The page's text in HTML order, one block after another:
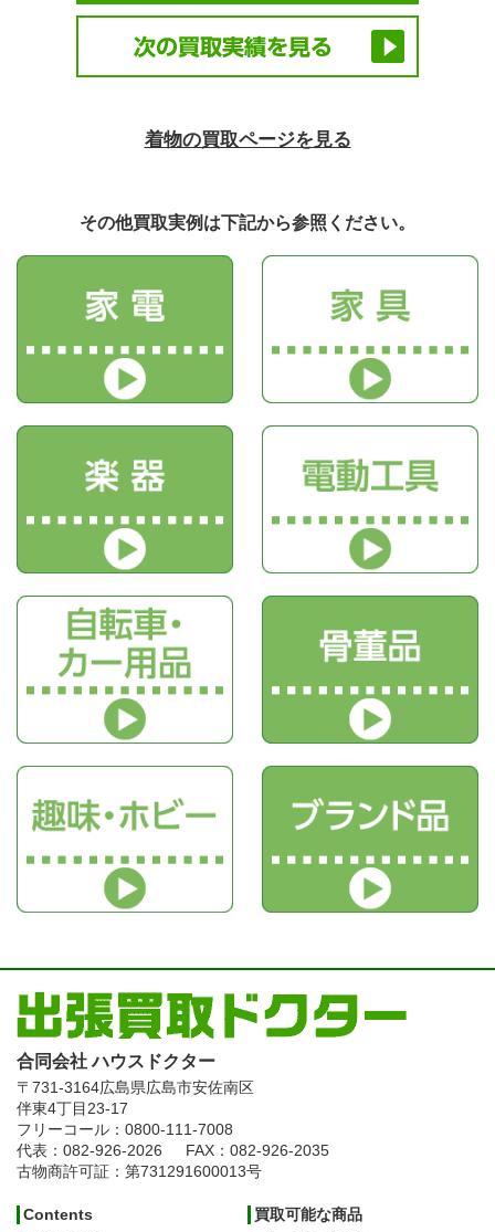
着物の買取ページを見る
その他買取実例は下記から参照ください。
合同会社 ハウスドクター
〒731-3164広島県広島市安佐南区
伴東4丁目23-17
フリーコール：0800-111-7008
代表：082-926-2026
FAX：082-926-2035
古物商許可証：第731291600013号
Contents 買取可能な商品